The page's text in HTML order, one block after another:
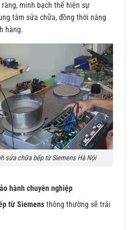
minh bạch thể hiện sự
tâm sửa chữa, đồng thời nâng
hàng.
sửa chữa bếp từ Siemens Hà Nội
hành chuyên nghiệp
từ Siemens thông thường sẽ trải